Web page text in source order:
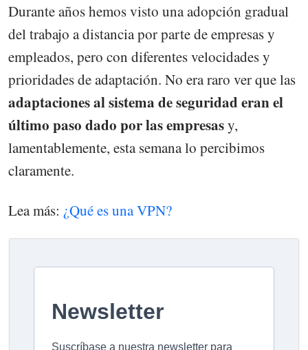
Durante años hemos visto una adopción gradual
del trabajo a distancia por parte de empresas y
empleados, pero con diferentes velocidades y
prioridades de adaptación. No era raro ver que las
adaptaciones al sistema de seguridad eran el
último paso dado por las empresasy,
lamentablemente, esta semana lo percibimos
claramente.
Lea más: ¿Qué es una VPN?